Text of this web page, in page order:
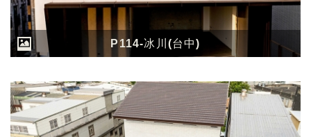
P114-冰川(台中)